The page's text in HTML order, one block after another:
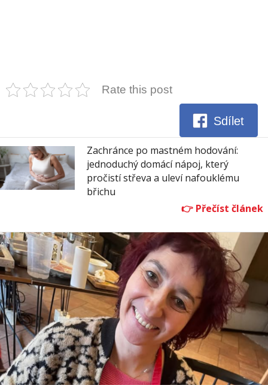
Rate this post
Sdílet
Zachránce po mastném hodování:
jednoduchý domácí nápoj, který
pročistí střeva a uleví nafouklému
břichu